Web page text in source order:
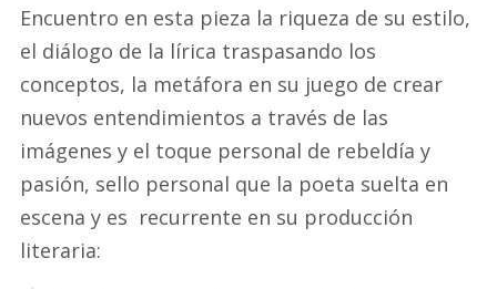
Encuentro en esta pieza la riqueza de su estilo,
el diálogo de la lírica traspasando los
conceptos, la metáfora en su juego de crear
nuevos entendimientos a través de las
imágenes y el toque personal de rebeldía y
pasión, sello personal que la poeta suelta en
escena y es recurrente en su producción
literaria: